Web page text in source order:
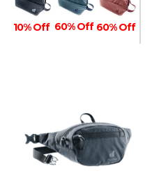
10% Off 60% Off 60% Off